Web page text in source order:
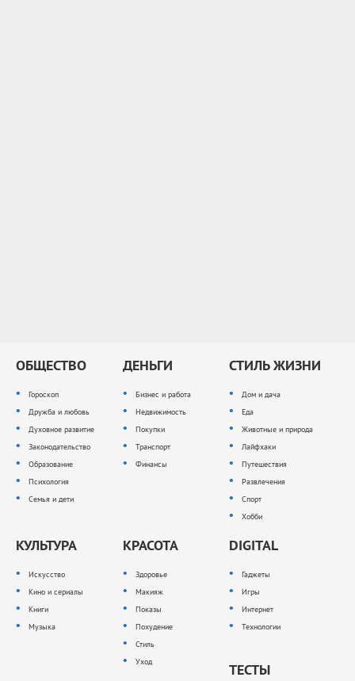
ОБЩЕСТВО
Гороскоп
Дружба и любовь
Духовное развитие
Законодательство
Образование
Психология
Семья и дети
ДЕНЬГИ
Бизнес и работа
Недвижимость
Покупки
Транспорт
Финансы
СТИЛЬ ЖИЗНИ
Дом и дача
Еда
Животные и природа
Лайфхаки
Путешествия
Развлечения
Спорт
Хобби
КУЛЬТУРА
Искусство
Кино и сериалы
Книги
Музыка
КРАСОТА
Здоровье
Макияж
Показы
Похудение
Стиль
Уход
DIGITAL
Гаджеты
Игры
Интернет
Технологии
ТЕСТЫ